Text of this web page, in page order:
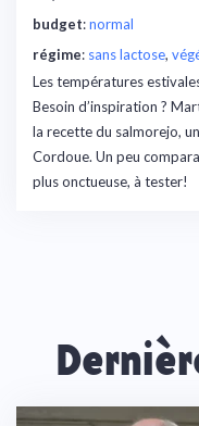
budget:normal
régime: sans lactose,
Les températures
Besoin d’inspiration ?
la recette du salmorejo,
Cordoue. Un peu
plus onctueuse, à tester!